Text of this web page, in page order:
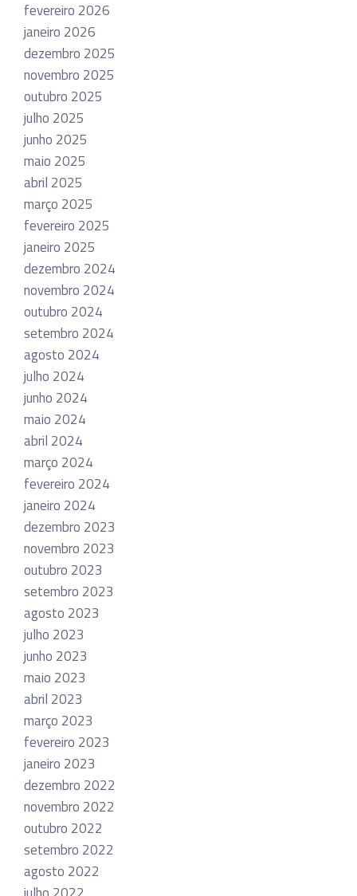
fevereiro 2026
janeiro 2026
dezembro 2025
novembro 2025
outubro 2025
julho 2025
junho 2025
maio 2025
abril 2025
março 2025
fevereiro 2025
janeiro 2025
dezembro 2024
novembro 2024
outubro 2024
setembro 2024
agosto 2024
julho 2024
junho 2024
maio 2024
abril 2024
março 2024
fevereiro 2024
janeiro 2024
dezembro 2023
novembro 2023
outubro 2023
setembro 2023
agosto 2023
julho 2023
junho 2023
maio 2023
abril 2023
março 2023
fevereiro 2023
janeiro 2023
dezembro 2022
novembro 2022
outubro 2022
setembro 2022
agosto 2022